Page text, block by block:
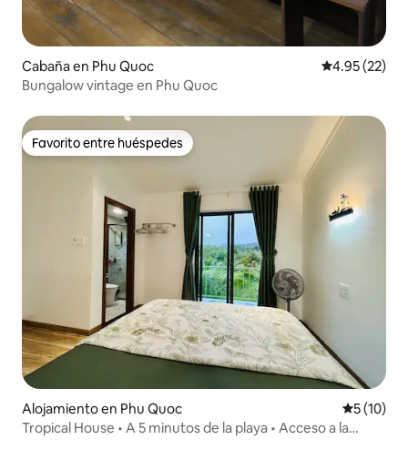
Cabaña en Phu Quoc Calificación
4.95 (22)
Bungalow vintage en Phu Quoc
Favorito entre huéspedes
Favorito entre huéspedes
Alojamiento en Phu Quoc
5 (10)
Tropical House • A 5 minutos de la playa • Acceso a la